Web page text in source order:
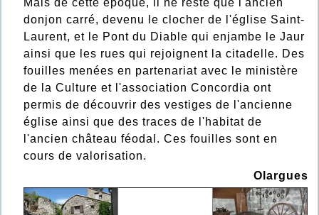
Mais de cette époque, il ne reste que l'ancien
donjon carré, devenu le clocher de l'église Saint-
Laurent, et le Pont du Diable qui enjambe le Jaur
ainsi que les rues qui rejoignent la citadelle. Des
fouilles menées en partenariat avec le ministère
de la Culture et l'association Concordia ont
permis de découvrir des vestiges de l'ancienne
église ainsi que des traces de l'habitat de
l'ancien château féodal. Ces fouilles sont en
cours de valorisation.
Olargues